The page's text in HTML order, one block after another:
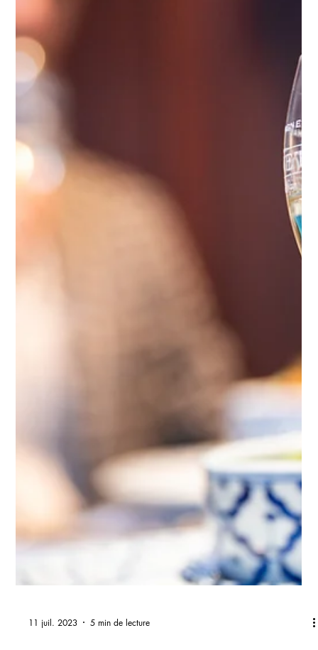
19 juil. 2023 7 min de lecture